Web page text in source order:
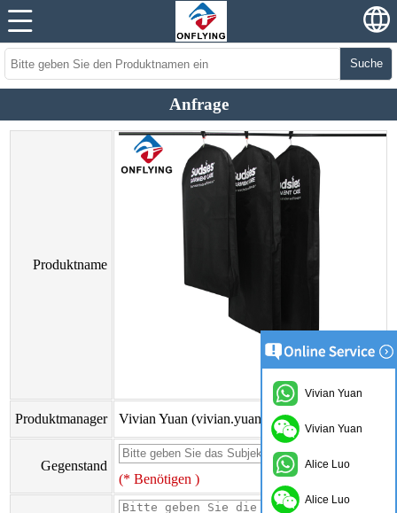
Suche
Anfrage
Produktname
Produktmanager Vivian Yuan (vivian.yuan@onflyingcn.com)
Gegenstand
(* Benötigen )
Vivian Yuan
Vivian Yuan
Alice Luo
Alice Luo